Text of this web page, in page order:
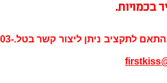
בכמויות.
למיתוג ועיצוב מוצרים בהתאם לתקציב ניתן ליצור קשר בטל.03-